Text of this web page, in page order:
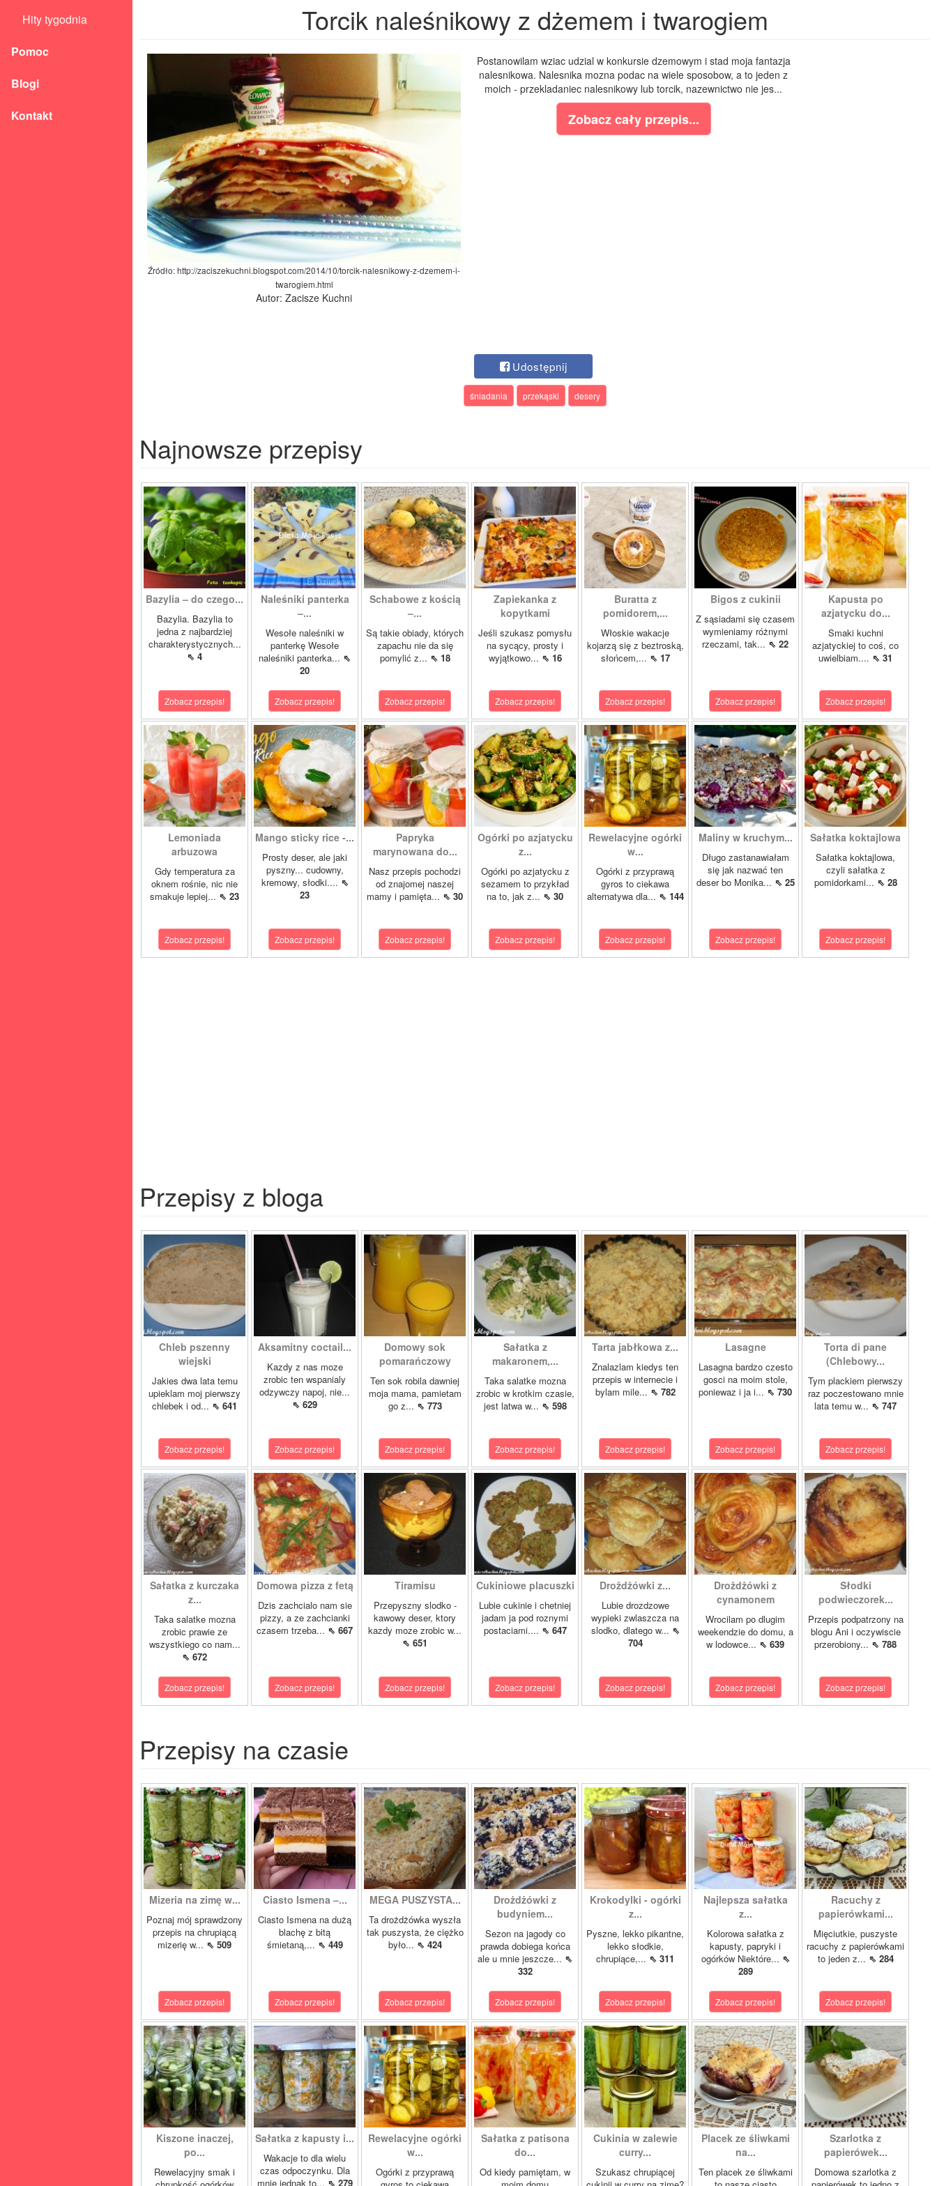
Hity tygodnia
Pomoc
Blogi
Kontakt
Torcik naleśnikowy z dżemem i twarogiem
Źródło: http://zaciszekuchni.blogspot.com/2014/10/torcik-nalesnikowy-z-dzemem-i-
twarogiem.html
Autor: Zacisze Kuchni
Postanowilam wziac udzial w konkursie dzemowym i stad moja fantazja
nalesnikowa. Nalesnika mozna podac na wiele sposobow, a to jeden z
moich - przekladaniec nalesnikowy lub torcik, nazewnictwo nie jes...
Zobacz cały przepis...
Udostępnij
śniadania przekąski desery
Najnowsze przepisy
Bazylia – do czego...
Bazylia. Bazylia to
jedna z najbardziej
charakterystycznych...
⇖ 4
Zobacz przepis!
Naleśniki panterka
–...
Wesołe naleśniki w
panterkę Wesołe
naleśniki panterka... ⇖
20
Zobacz przepis!
Schabowe z kością
–...
Są takie obiady, których
zapachu nie da się
pomylić z... ⇖ 18
Zobacz przepis!
Zapiekanka z
kopytkami
Jeśli szukasz pomysłu
na sycący, prosty i
wyjątkowo... ⇖ 16
Zobacz przepis!
Buratta z
pomidorem,...
Włoskie wakacje
kojarzą się z beztroską,
słońcem,... ⇖ 17
Zobacz przepis!
Bigos z cukinii
Z sąsiadami się czasem
wymieniamy różnymi
rzeczami, tak... ⇖ 22
Zobacz przepis!
Kapusta po
azjatycku do...
Smaki kuchni
azjatyckiej to coś, co
uwielbiam.... ⇖ 31
Zobacz przepis!
Lemoniada
arbuzowa
Gdy temperatura za
oknem rośnie, nic nie
smakuje lepiej... ⇖ 23
Zobacz przepis!
Mango sticky rice -...
Prosty deser, ale jaki
pyszny... cudowny,
kremowy, słodki.... ⇖
23
Zobacz przepis!
Papryka
marynowana do...
Nasz przepis pochodzi
od znajomej naszej
mamy i pamięta... ⇖ 30
Zobacz przepis!
Ogórki po azjatycku
z...
Ogórki po azjatycku z
sezamem to przykład
na to, jak z... ⇖ 30
Zobacz przepis!
Rewelacyjne ogórki
w...
Ogórki z przyprawą
gyros to ciekawa
alternatywa dla... ⇖ 144
Zobacz przepis!
Maliny w kruchym...
Długo zastanawiałam
się jak nazwać ten
deser bo Monika... ⇖ 25
Zobacz przepis!
Sałatka koktajlowa
Sałatka koktajlowa,
czyli sałatka z
pomidorkami... ⇖ 28
Zobacz przepis!
Przepisy z bloga
Chleb pszenny
wiejski
Jakies dwa lata temu
upieklam moj pierwszy
chlebek i od... ⇖ 641
Zobacz przepis!
Aksamitny coctail...
Kazdy z nas moze
zrobic ten wspanialy
odzywczy napoj, nie...
⇖ 629
Zobacz przepis!
Domowy sok
pomarańczowy
Ten sok robila dawniej
moja mama, pamietam
go z... ⇖ 773
Zobacz przepis!
Sałatka z
makaronem,...
Taka salatke mozna
zrobic w krotkim czasie,
jest latwa w... ⇖ 598
Zobacz przepis!
Tarta jabłkowa z...
Znalazlam kiedys ten
przepis w internecie i
bylam mile... ⇖ 782
Zobacz przepis!
Lasagne
Lasagna bardzo czesto
gosci na moim stole,
poniewaz i ja i... ⇖ 730
Zobacz przepis!
Torta di pane
(Chlebowy...
Tym plackiem pierwszy
raz poczestowano mnie
lata temu w... ⇖ 747
Zobacz przepis!
Sałatka z kurczaka
z...
Taka salatke mozna
zrobic prawie ze
wszystkiego co nam...
⇖ 672
Zobacz przepis!
Domowa pizza z fetą
Dzis zachcialo nam sie
pizzy, a ze zachcianki
czasem trzeba... ⇖ 667
Zobacz przepis!
Tiramisu
Przepyszny slodko -
kawowy deser, ktory
kazdy moze zrobic w...
⇖ 651
Zobacz przepis!
Cukiniowe placuszki
Lubie cukinie i chetniej
jadam ja pod roznymi
postaciami.... ⇖ 647
Zobacz przepis!
Drożdżówki z...
Lubie drozdzowe
wypieki zwlaszcza na
slodko, dlatego w... ⇖
704
Zobacz przepis!
Drożdżówki z
cynamonem
Wrocilam po dlugim
weekendzie do domu, a
w lodowce... ⇖ 639
Zobacz przepis!
Słodki
podwieczorek...
Przepis podpatrzony na
blogu Ani i oczywiscie
przerobiony... ⇖ 788
Zobacz przepis!
Przepisy na czasie
Mizeria na zimę w...
Poznaj mój sprawdzony
przepis na chrupiącą
mizerię w... ⇖ 509
Zobacz przepis!
Ciasto Ismena –...
Ciasto Ismena na dużą
blachę z bitą
śmietaną,... ⇖ 449
Zobacz przepis!
MEGA PUSZYSTA...
Ta drożdżówka wyszła
tak puszysta, że ciężko
było... ⇖ 424
Zobacz przepis!
Drożdżówki z
budyniem...
Sezon na jagody co
prawda dobiega końca
ale u mnie jeszcze... ⇖
332
Zobacz przepis!
Krokodylki - ogórki
z...
Pyszne, lekko pikantne,
lekko słodkie,
chrupiące,... ⇖ 311
Zobacz przepis!
Najlepsza sałatka
z...
Kolorowa sałatka z
kapusty, papryki i
ogórków Niektóre... ⇖
289
Zobacz przepis!
Racuchy z
papierówkami...
Mięciutkie, puszyste
racuchy z papierówkami
to jeden z... ⇖ 284
Zobacz przepis!
Kiszone inaczej,
po...
Rewelacyjny smak i
Sałatka z kapusty i...
Wakacje to dla wielu
czas odpoczynku. Dla
mnie jednak to... ⇖ 279
Rewelacyjne ogórki
w...
Ogórki z przyprawą
Sałatka z patisona
do...
Od kiedy pamiętam, w
Cukinia w zalewie
curry...
Szukasz chrupiącej
Placek ze śliwkami
na...
Ten placek ze śliwkami
Szarlotka z
papierówek...
Domowa szarlotka z